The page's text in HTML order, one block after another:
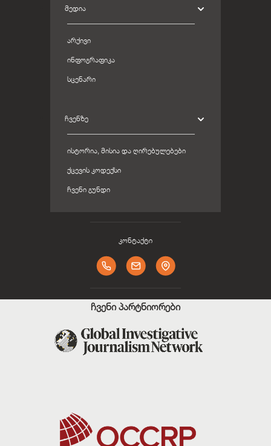
ᲛᲔᲓᲘᲐ
ᲐᲠᲥᲘᲕᲘ
ᲘᲜᲤᲝᲒᲠᲐᲤᲘᲙᲐ
ᲡᲪᲔᲜᲐᲠᲘ
ᲩᲕᲔᲜᲖᲔ
ᲘᲡᲢᲝᲠᲘᲐ, ᲛᲘᲡᲘᲐ ᲓᲐ ᲦᲘᲠᲔᲑᲣᲚᲔᲑᲔᲑᲘ
ᲥᲪᲔᲕᲘᲡ ᲙᲝᲓᲔᲥᲡᲘ
ᲩᲕᲔᲜᲘ ᲒᲣᲜᲓᲘ
კონტაქტი
ჩვენი პარტნიორები